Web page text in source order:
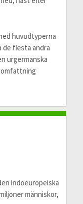
huvudtyperna
de flesta andra
urgermanska
omfattning
indoeuropeiska
människor,